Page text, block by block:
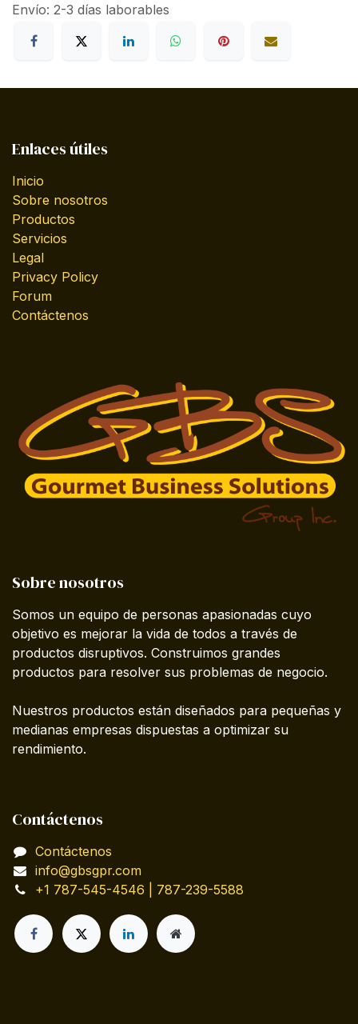
Envío: 2-3 días laborables
Enlaces útiles
Inicio
Sobre nosotros
Productos
Servicios
Legal
Privacy Policy
Forum
Contáctenos
Sobre nosotros
Somos un equipo de personas apasionadas cuyo
objetivo es mejorar la vida de todos a través de
productos disruptivos. Construimos grandes
productos para resolver sus problemas de negocio.
Nuestros productos están diseñados para pequeñas y
medianas empresas dispuestas a optimizar su
rendimiento.
Contáctenos
Contáctenos
info@gbsgpr.com
+1 787-545-4546 | 787-239-5588